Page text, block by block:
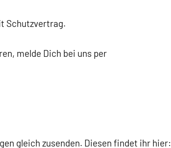
Schutzvertrag.
melde Dich bei uns per
gleich zusenden. Diesen findet ihr hier: